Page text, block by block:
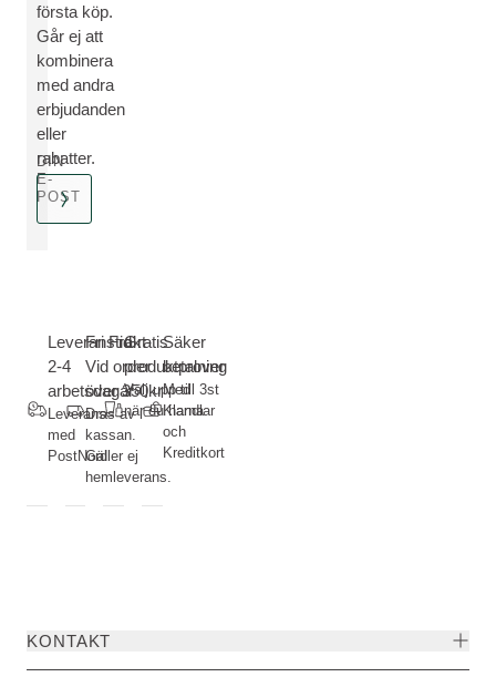
första köp.
Går ej att
kombinera
med andra
erbjudanden
eller
rabatter.
DIN
E-
POST
Leveranstid
2-4
arbetsdagar
Leverans
med
PostNord
Fri Frakt-
Vid order
över 350kr
Dras av i
kassan.
Gäller ej
hemleverans.
Gratis
produktprover
Välj upp till 3st
när du handlar
Säker
betalning
Med
Klarna
och
Kreditkort
KONTAKT